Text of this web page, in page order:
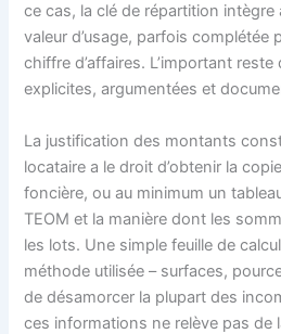
ce cas, la clé de répartition intègre
valeur d’usage, parfois complétée
chiffre d’affaires. L’important
explicites, argumentées et
La justification des montants
locataire a le droit d’obtenir la
foncière, ou au minimum un
TEOM et la manière dont les
les lots. Une simple feuille de
méthode utilisée – surfaces,
de désamorcer la plupart des
ces informations ne relève pas de